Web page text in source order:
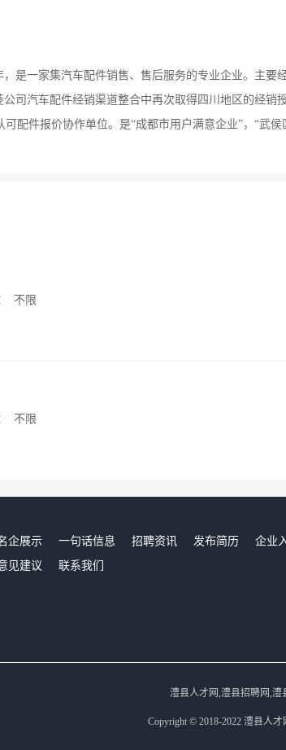
，是一家集汽车配件销售、售后服务的专业企业。主要
司汽车配件经销渠道整合中再次取得四川地区的经销
可配件报价协作单位。是“成都市用户满意企业”，“武侯
不限
不限
企展示 一句话信息 招聘资讯 发布简历 企业
见建议 联系我们
澧县人才网,澧县招聘网,澧
Copyright © 2018-2022 澧县人才